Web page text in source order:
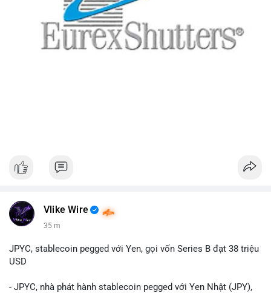
Vlike Wire
35 m
JPYC, stablecoin pegged với Yen, gọi vốn Series B đạt 38 triệu
USD
- JPYC, nhà phát hành stablecoin pegged với Yen Nhật (JPY),